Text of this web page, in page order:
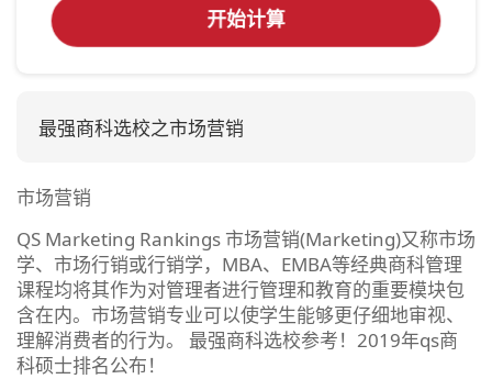
开始计算
最强商科选校之市场营销
市场营销
QS Marketing Rankings 市场营销(Marketing)又称市场
学、市场行销或行销学，MBA、EMBA等经典商科管理
课程均将其作为对管理者进行管理和教育的重要模块包
含在内。市场营销专业可以使学生能够更仔细地审视、
理解消费者的行为。 最强商科选校参考！2019年qs商
科硕士排名公布！